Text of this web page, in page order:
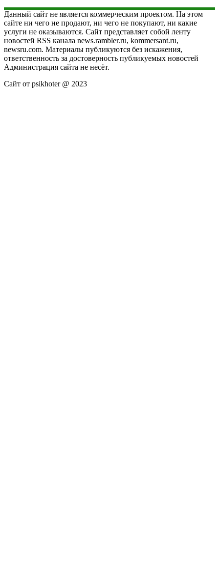
Данный сайт не является коммерческим проектом. На этом
сайте ни чего не продают, ни чего не покупают, ни какие
услуги не оказываются. Сайт представляет собой ленту
новостей RSS канала news.rambler.ru, kommersant.ru,
newsru.com. Материалы публикуются без искажения,
ответственность за достоверность публикуемых новостей
Администрация сайта не несёт.
Сайт от psikhoter @ 2023